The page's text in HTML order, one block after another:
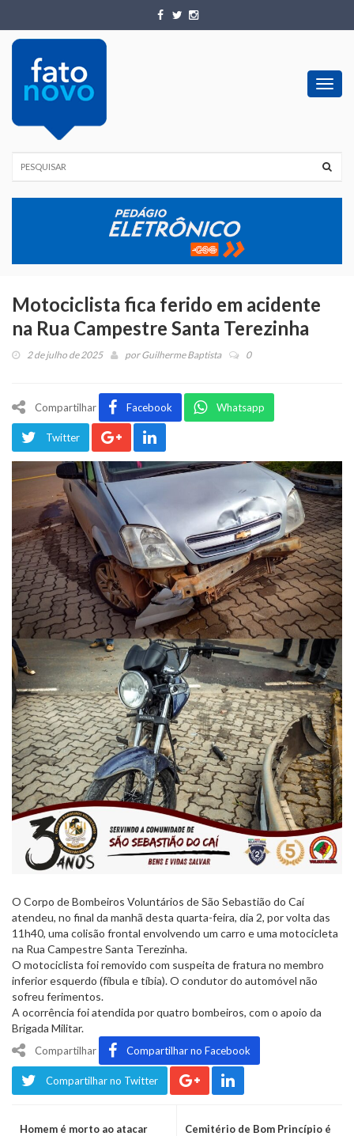
Motociclista fica ferido em acidente
na Rua Campestre Santa Terezinha
2 de julho de 2025 porGuilherme Baptista 0
Compartilhar Facebook Whatsapp
Twitter
O Corpo de Bombeiros Voluntários de São Sebastião do Caí
atendeu, no final da manhã desta quarta-feira, dia 2, por volta das
11h40, uma colisão frontal envolvendo um carro e uma motocicleta
na Rua Campestre Santa Terezinha.
O motociclista foi removido com suspeita de fratura no membro
inferior esquerdo (fíbula e tíbia). O condutor do automóvel não
sofreu ferimentos.
A ocorrência foi atendida por quatro bombeiros, com o apoio da
Brigada Militar.
Compartilhar Compartilhar no Facebook
Compartilhar no Twitter
Homem é morto ao atacar
Cemitério de Bom Princípio é